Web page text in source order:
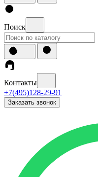
Поиск
Контакты
+7(495)128-29-91
Заказать звонок